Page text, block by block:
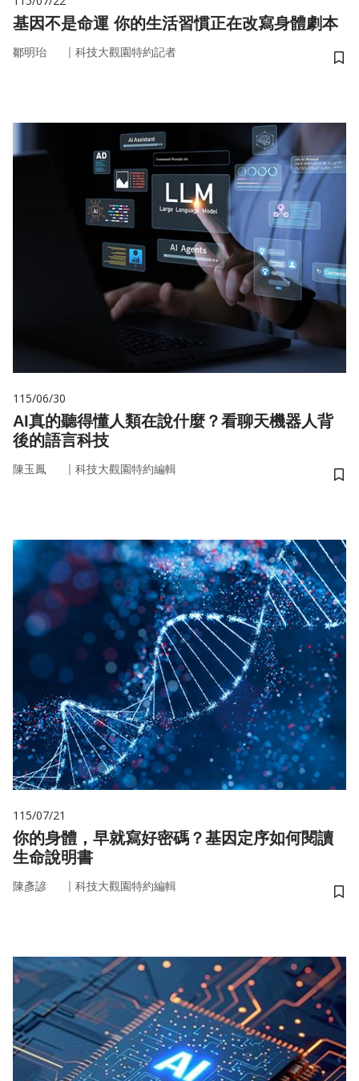
基因不是命運 你的生活習慣正在改寫身體劇本
鄒明珆 ｜ 科技大觀園特約記者
儲
115/06/30
AI真的聽得懂人類在說什麼？看聊天機器人背
後的語言科技
陳玉鳳 ｜ 科技大觀園特約編輯
儲
115/07/21
你的身體，早就寫好密碼？基因定序如何閱讀
生命說明書
陳彥諺 ｜ 科技大觀園特約編輯
儲